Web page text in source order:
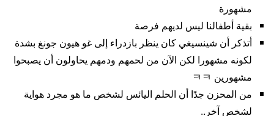
مشهورة
بقية أطفالنا ليس لديهم فرصة
أتذكر أن شينسيغي كان ينظر بازدراء إلى غو هيون جونغ بشدة
لكونه مشهورا لكن الآن من لحمهم ودمهم يحاولون أن يصبحوا
مشهورين ㅋㅋ
من المحزن جدًا أن الحلم اليائس لشخص ما هو مجرد هواية
لشخص آخر..